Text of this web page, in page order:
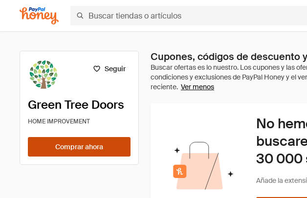
Seguir
Green Tree Doors
HOME IMPROVEMENT
Comprar ahora
Cupones, códigos de descuento
Ver menos
No
30 000
Añade la